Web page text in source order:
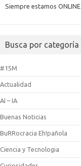
Siempre estamos ONLINE
Busca por categoría
#15M
Actualidad
AI – IA
Buenas Noticias
BuRRocracia Eh!pañola
Ciencia y Tecnologia